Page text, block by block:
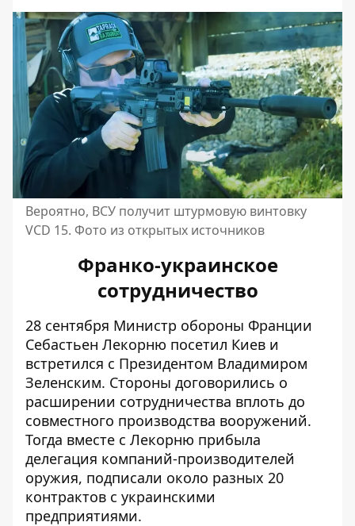
Вероятно, ВСУ получит штурмовую винтовку
VCD 15. Фото из открытых источников
Франко-украинское
сотрудничество
28 сентября Министр обороны Франции
Себастьен Лекорню посетил Киев и
встретился с Президентом Владимиром
Зеленским. Стороны договорились о
расширении сотрудничества вплоть до
совместного производства вооружений.
Тогда вместе с Лекорню прибыла
делегация компаний-производителей
оружия, подписали около разных 20
контрактов с украинскими
предприятиями.